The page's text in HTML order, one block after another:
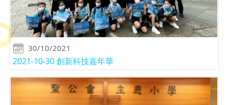
30/10/2021
2021-10-30 創新科技嘉年華